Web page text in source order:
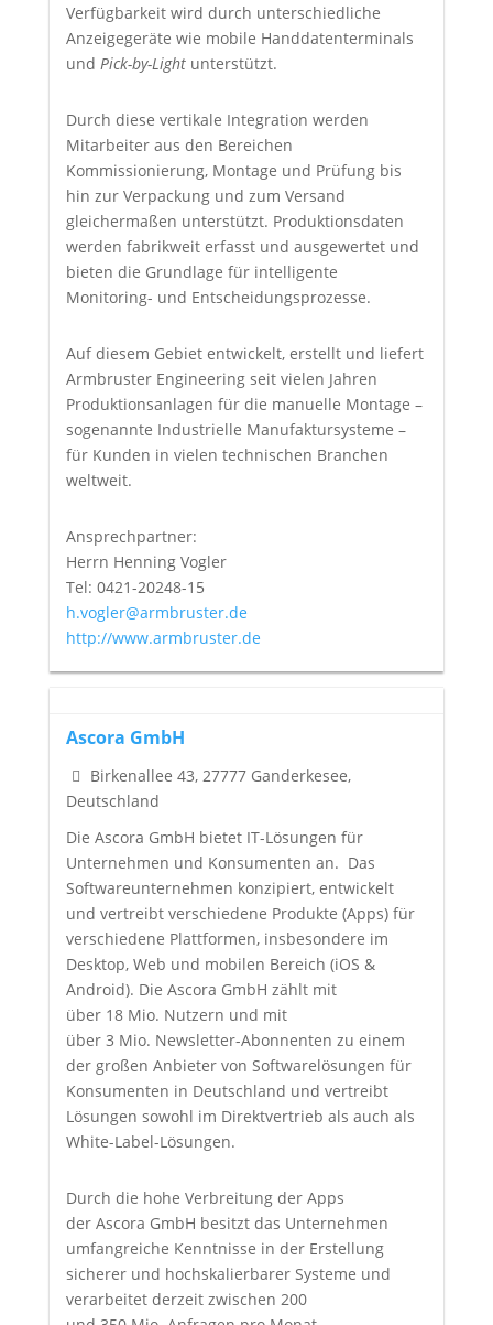
Verfügbarkeit wird durch unterschiedliche
Anzeigegeräte wie mobile Handdatenterminals
und Pick-by-Lightunterstützt.
Durch diese vertikale Integration werden
Mitarbeiter aus den Bereichen
Kommissionierung, Montage und Prüfung bis
hin zur Verpackung und zum Versand
gleichermaßen unterstützt. Produktionsdaten
werden fabrikweit erfasst und ausgewertet und
bieten die Grundlage für intelligente
Monitoring- und Entscheidungsprozesse.
Auf diesem Gebiet entwickelt, erstellt und liefert
Armbruster Engineering seit vielen Jahren
Produktionsanlagen für die manuelle Montage –
sogenannte Industrielle Manufaktursysteme –
für Kunden in vielen technischen Branchen
weltweit.
Ansprechpartner:
Herrn Henning Vogler
Tel: 0421-20248-15
h.vogler@armbruster.de
http://www.armbruster.de
Ascora GmbH
Birkenallee 43, 27777 Ganderkesee,
Deutschland
Die Ascora GmbH bietet IT-Lösungen für
Unternehmen und Konsumenten an. Das
Softwareunternehmen konzipiert, entwickelt
und vertreibt verschiedene Produkte (Apps) für
verschiedene Plattformen, insbesondere im
Desktop, Web und mobilen Bereich (iOS &
Android). Die Ascora GmbH zählt mit
über 18 Mio. Nutzern und mit
über 3 Mio. Newsletter-Abonnenten zu einem
der großen Anbieter von Softwarelösungen für
Konsumenten in Deutschland und vertreibt
Lösungen sowohl im Direktvertrieb als auch als
White-Label-Lösungen.
Durch die hohe Verbreitung der Apps
der Ascora GmbH besitzt das Unternehmen
umfangreiche Kenntnisse in der Erstellung
sicherer und hochskalierbarer Systeme und
verarbeitet derzeit zwischen 200